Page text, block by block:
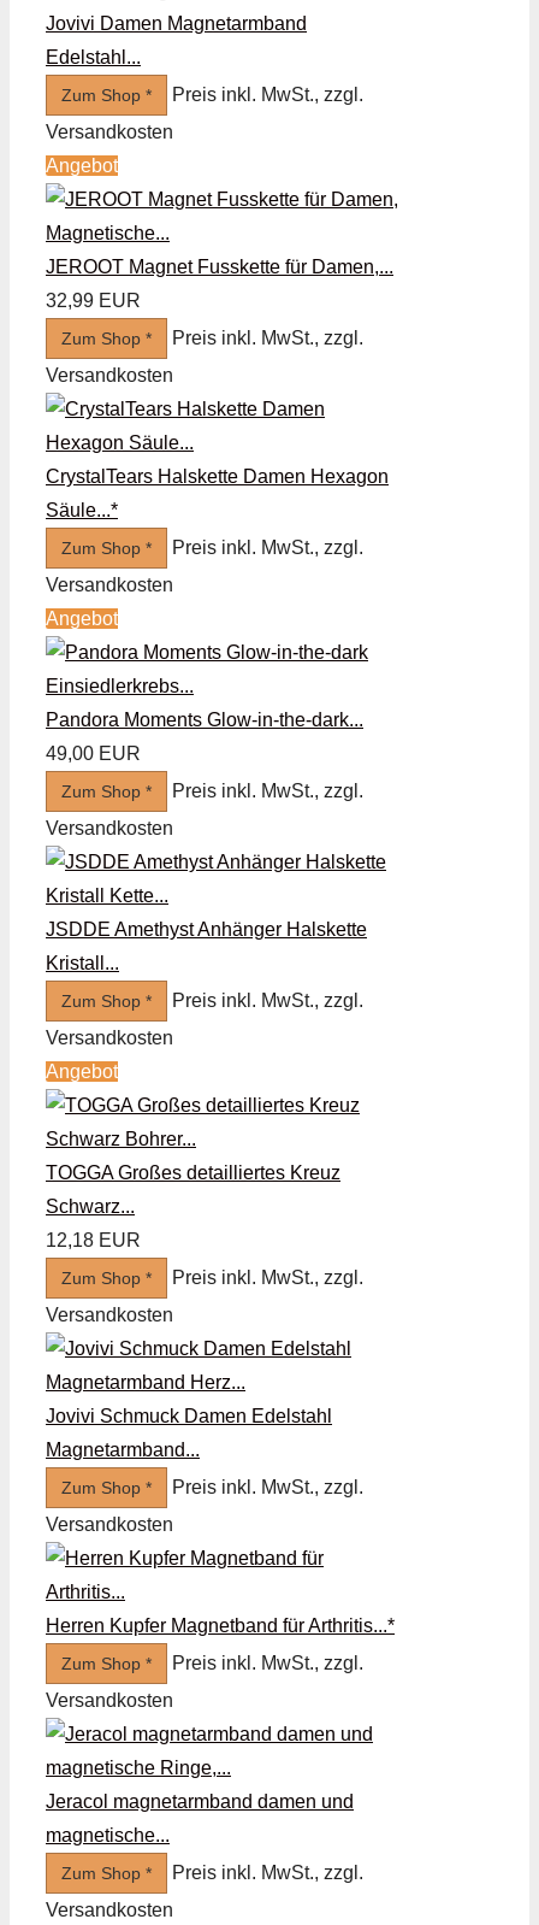
Jovivi Damen Magnetarmband
Edelstahl...
Zum Shop *
Preis inkl. MwSt., zzgl.
Versandkosten
Angebot
JEROOT Magnet Fusskette für Damen,...
32,99 EUR
Zum Shop *
Preis inkl. MwSt., zzgl.
Versandkosten
CrystalTears Halskette Damen Hexagon
Säule...*
Zum Shop *
Preis inkl. MwSt., zzgl.
Versandkosten
Angebot
Pandora Moments Glow-in-the-dark...
49,00 EUR
Zum Shop *
Preis inkl. MwSt., zzgl.
Versandkosten
JSDDE Amethyst Anhänger Halskette
Kristall...
Zum Shop *
Preis inkl. MwSt., zzgl.
Versandkosten
Angebot
TOGGA Großes detailliertes Kreuz
Schwarz...
12,18 EUR
Zum Shop *
Preis inkl. MwSt., zzgl.
Versandkosten
Jovivi Schmuck Damen Edelstahl
Magnetarmband...
Zum Shop *
Preis inkl. MwSt., zzgl.
Versandkosten
Herren Kupfer Magnetband für Arthritis...*
Zum Shop *
Preis inkl. MwSt., zzgl.
Versandkosten
Jeracol magnetarmband damen und
magnetische...
Zum Shop *
Preis inkl. MwSt., zzgl.
Versandkosten